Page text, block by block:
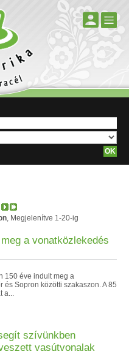
, Megjelenítve 1-20-ig
a vonatközlekedés
150 éve indult meg a
és Sopron közötti szakaszon. A 85
a...
szívünkben
vasútvonalak